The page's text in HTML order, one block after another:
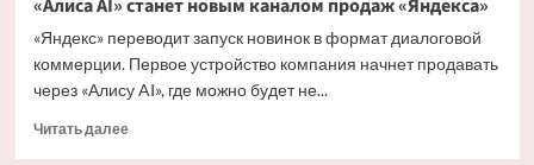
«Алиса AI» станет новым каналом продаж «Яндекса»
«Яндекс» переводит запуск новинок в формат диалоговой
коммерции. Первое устройство компания начнет продавать
через «Алису AI», где можно будет не...
Читать далееПрочитать